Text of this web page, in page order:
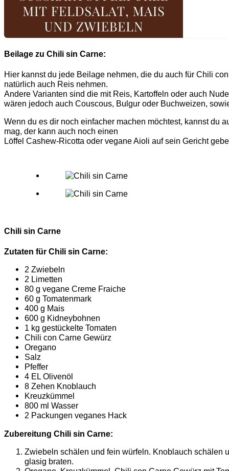
Beilage zu Chili sin Carne:
Hier kannst du jede Beilage nehmen, die du auch für Chili
natürlich auch Reis nehmen.
Andere Varianten sind die mit Reis, Kartoffeln oder auch
wären jedoch auch Couscous, Bulgur oder Buchweizen,
Wenn du es dir noch einfacher machen möchtest, kannst du
mag, der kann auch noch einen
Löffel Cashew-Ricotta oder vegane Aioli auf sein Gericht
Chili sin Carne
Zutaten für Chili sin Carne:
2 Zwiebeln
2 Limetten
80 g vegane Creme Fraiche
60 g Tomatenmark
400 g Mais
600 g Kidneybohnen
1 kg gestückelte Tomaten
Chili con Carne Gewürz
Oregano
Salz
Pfeffer
4 EL Olivenöl
8 Zehen Knoblauch
Kreuzkümmel
800 ml Wasser
2 Packungen veganes Hack
Zubereitung Chili sin Carne:
Zwiebeln schälen und fein würfeln. Knoblauch schälen
glasig braten.